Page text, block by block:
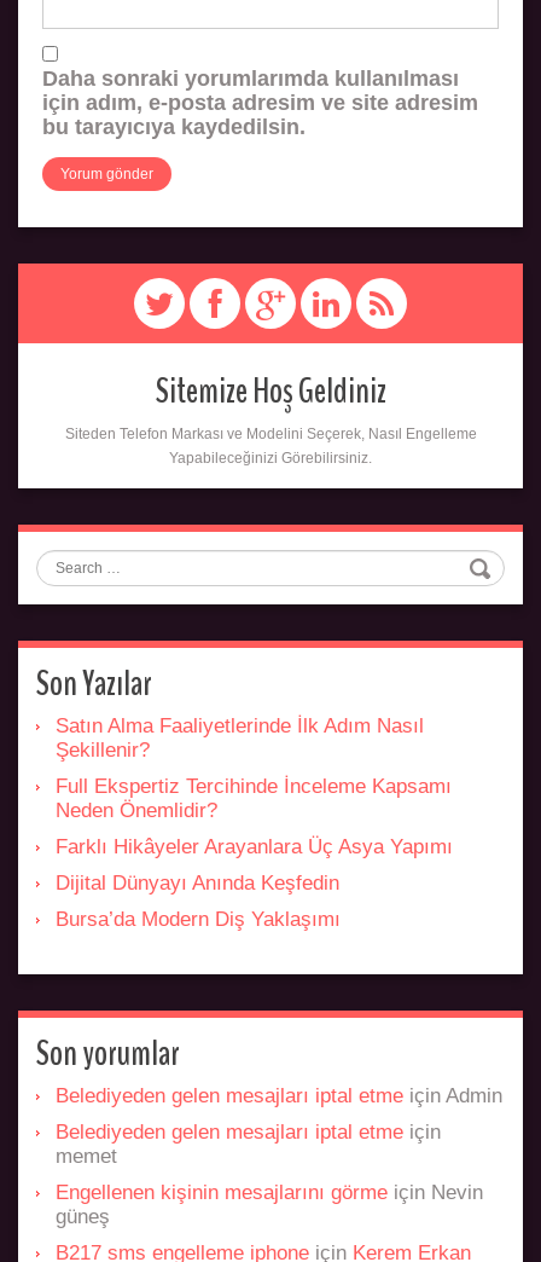
Daha sonraki yorumlarımda kullanılması
için adım, e-posta adresim ve site adresim
bu tarayıcıya kaydedilsin.
Sitemize Hoş Geldiniz
Siteden Telefon Markası ve Modelini Seçerek, Nasıl Engelleme
Yapabileceğinizi Görebilirsiniz.
Search
Son Yazılar
Satın Alma Faaliyetlerinde İlk Adım Nasıl
Şekillenir?
Full Ekspertiz Tercihinde İnceleme Kapsamı
Neden Önemlidir?
Farklı Hikâyeler Arayanlara Üç Asya Yapımı
Dijital Dünyayı Anında Keşfedin
Bursa’da Modern Diş Yaklaşımı
Son yorumlar
Belediyeden gelen mesajları iptal etme için Admin
Belediyeden gelen mesajları iptal etme için
memet
Engellenen kişinin mesajlarını görme için Nevin
güneş
B217 sms engelleme iphone için Kerem Erkan